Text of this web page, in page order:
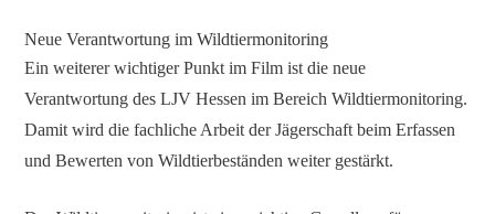
Neue Verantwortung im Wildtiermonitoring
Ein weiterer wichtiger Punkt im Film ist die neue
Verantwortung des LJV Hessen im Bereich Wildtiermonitoring.
Damit wird die fachliche Arbeit der Jägerschaft beim Erfassen
und Bewerten von Wildtierbeständen weiter gestärkt.